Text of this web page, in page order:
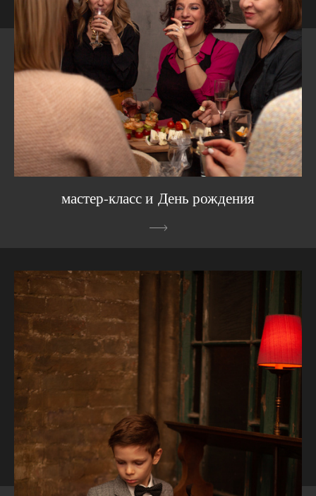
мастер-класс и День рождения